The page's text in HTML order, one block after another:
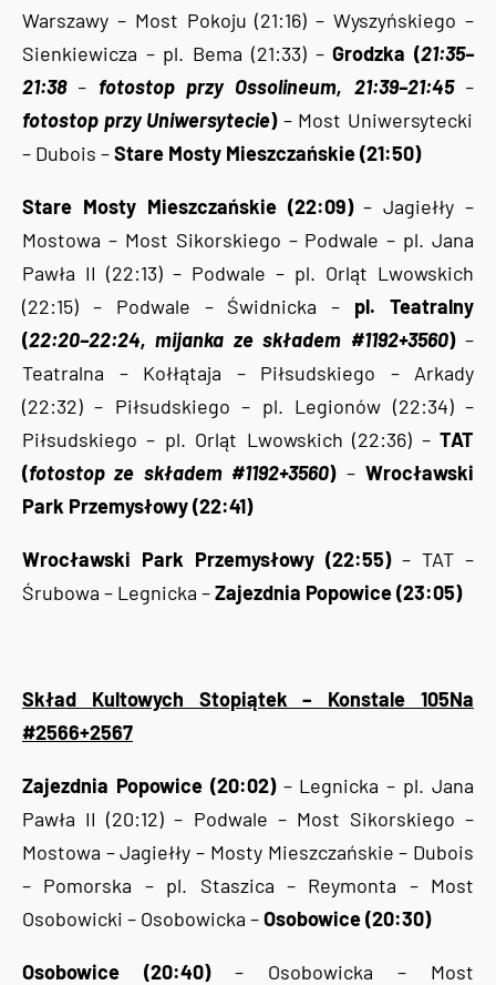
Warszawy – Most Pokoju (21:16) – Wyszyńskiego –
Sienkiewicza – pl. Bema (21:33) –Grodzka (21:35–
21:38 – fotostop przy Ossolineum, 21:39–21:45 –
fotostop przy Uniwersytecie)– Most Uniwersytecki
– Dubois –Stare Mosty Mieszczańskie (21:50)
Stare Mosty Mieszczańskie (22:09)– Jagiełły –
Mostowa – Most Sikorskiego – Podwale – pl. Jana
Pawła II (22:13) – Podwale – pl. Orląt Lwowskich
(22:15) – Podwale – Świdnicka – pl. Teatralny
(22:20–22:24, mijanka ze składem #1192+3560)–
Teatralna – Kołłątaja – Piłsudskiego – Arkady
(22:32) – Piłsudskiego – pl. Legionów (22:34) –
Piłsudskiego – pl. Orląt Lwowskich (22:36) – TAT
(fotostop ze składem #1192+3560)–Wrocławski
Park Przemysłowy (22:41)
Wrocławski Park Przemysłowy (22:55) – TAT –
Śrubowa – Legnicka –Zajezdnia Popowice (23:05)
Skład Kultowych Stopiątek – Konstale 105Na
#2566+2567
Zajezdnia Popowice (20:02) – Legnicka – pl. Jana
Pawła II (20:12) – Podwale – Most Sikorskiego –
Mostowa – Jagiełły – Mosty Mieszczańskie – Dubois
– Pomorska – pl. Staszica – Reymonta – Most
Osobowicki – Osobowicka –Osobowice (20:30)
Osobowice (20:40) – Osobowicka – Most